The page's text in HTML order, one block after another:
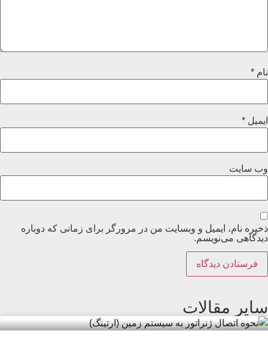
نام *
ایمیل *
وب‌ سایت
ذخیره نام، ایمیل و وبسایت من در مرورگر برای زمانی که دوباره
دیدگاهی می‌نویسم.
سایر مقالات